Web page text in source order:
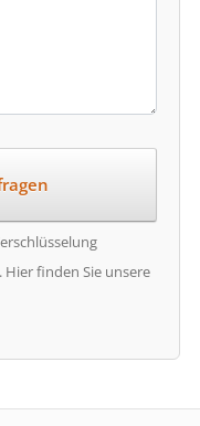
finden Sie unsere